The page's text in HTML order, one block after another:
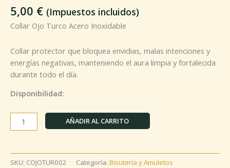
5,00 € (Impuestos incluidos)
Collar Ojo Turco Acero Inoxidable
Collar protector que bloquea envidias, malas intenciones y
energías negativas, manteniendo el aura limpia y fortalecida
durante todo el día.
Disponibilidad:
AÑADIR AL CARRITO
SKU: COJOTUR002 Categoría: Bisutería y Amuletos